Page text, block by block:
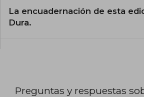
La encuadernación de esta
Dura.
Preguntas y respuestas